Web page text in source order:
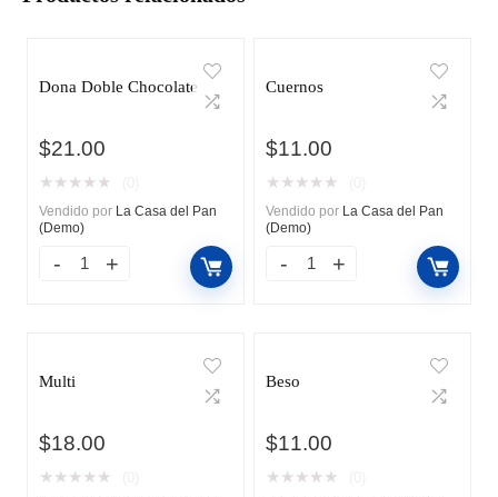
Dona Doble Chocolate
$21.00
★ ★ ★ ★ ★
Vendido por La Casa del Pan
(Demo)
Cuernos
$11.00
★ ★ ★ ★ ★
Vendido por La Casa del Pan
(Demo)
Multi
$18.00
★ ★ ★ ★ ★
Beso
$11.00
★ ★ ★ ★ ★